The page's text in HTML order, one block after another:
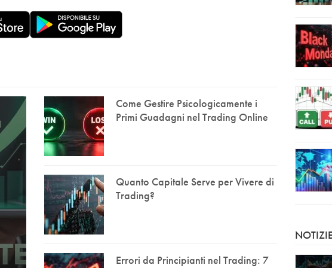
Come Gestire Psicologicamente i
Primi Guadagni nel Trading Online
Quanto Capitale Serve per Vivere di
Trading?
Errori da Principianti nel Trading: 7